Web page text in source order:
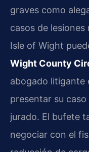
graves como
casos de
Isle of Wight
Wight County
abogado litigante
presentar su
jurado. El bufete
negociar con el